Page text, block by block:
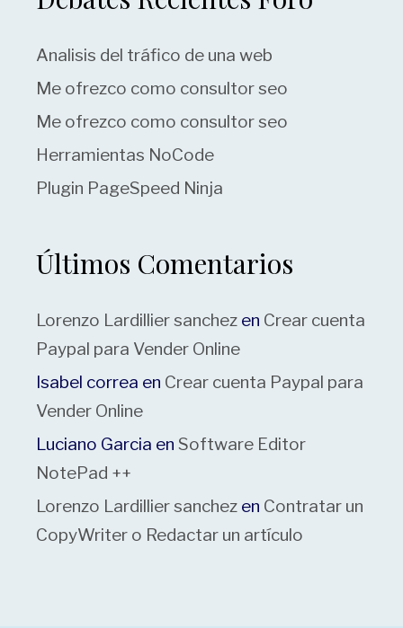
Analisis del tráfico de una web
Me ofrezco como consultor seo
Me ofrezco como consultor seo
Herramientas NoCode
Plugin PageSpeed Ninja
Últimos Comentarios
Lorenzo Lardillier sanchez en Crear cuenta
Paypal para Vender Online
Isabel correa en Crear cuenta Paypal para
Vender Online
Luciano Garcia en Software Editor
NotePad ++
Lorenzo Lardillier sanchez en Contratar un
CopyWriter o Redactar un artículo